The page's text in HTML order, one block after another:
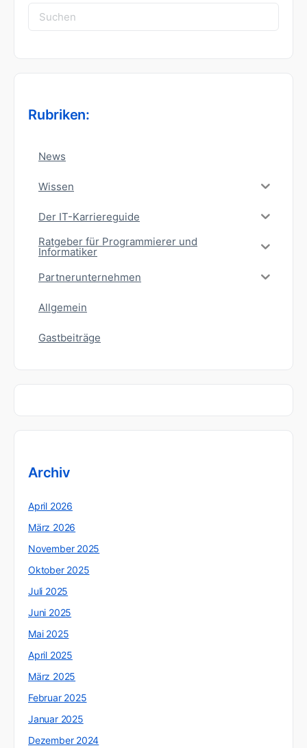
Suchen
nach:
Rubriken:
News
Wissen
Der IT-Karriereguide
Ratgeber für Programmierer und
Informatiker
Partnerunternehmen
Allgemein
Gastbeiträge
Archiv
April 2026
März 2026
November 2025
Oktober 2025
Juli 2025
Juni 2025
Mai 2025
April 2025
März 2025
Februar 2025
Januar 2025
Dezember 2024